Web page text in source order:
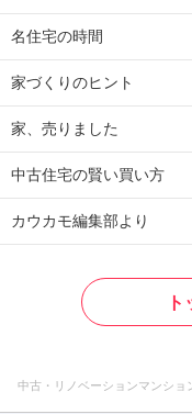
名住宅の時間
家づくりのヒント
家、売りました
中古住宅の賢い買い方
カウカモ編集部より
中古・リノベーションマンショ